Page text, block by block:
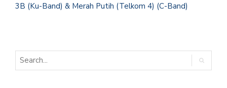
3B (Ku-Band) & Merah Putih (Telkom 4) (C-Band)